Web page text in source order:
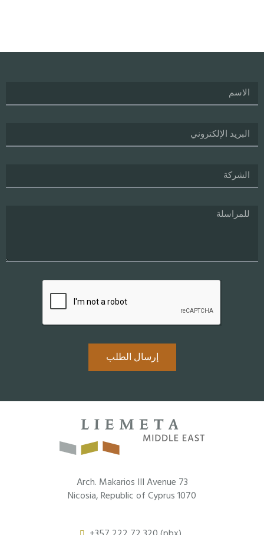
إرسال الطلب
73 Arch. Makarios III Avenue
1070 Nicosia, Republic of Cyprus